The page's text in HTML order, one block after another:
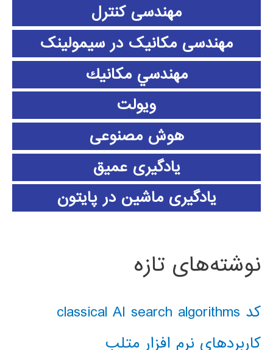
مهندسی کنترل
مهندسی مکانیک در سیمولینک
مهندسي مكانيك
ویولت
هوش مصنوعی
یادگیری عمیق
یادگیری ماشین در پایتون
نوشته‌های تازه
کد classical AI search algorithms
کاربردهای نرم افزار متلب